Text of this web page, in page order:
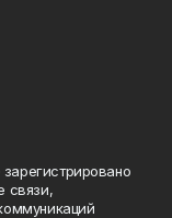
зарегистрировано
связи,